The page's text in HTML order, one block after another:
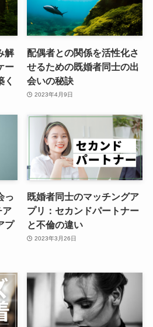
解
ー
く
配偶者との関係を活性化さ
せるための既婚者同士の出
会いの秘訣
2023年4月9日
っ
ア
プ
既婚者同士のマッチングア
プリ：セカンドパートナー
と不倫の違い
2023年3月26日